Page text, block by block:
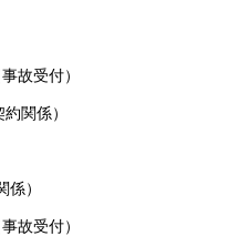
故受付）
関係）
係）
故受付）